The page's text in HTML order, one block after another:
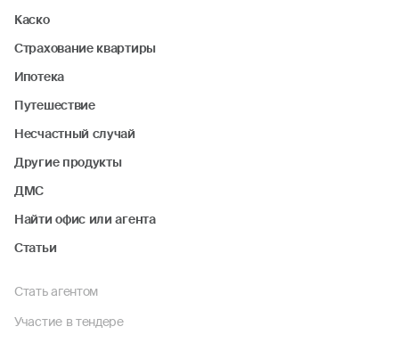
Каско
Страхование квартиры
Ипотека
Путешествие
Несчастный случай
Другие продукты
ДМС
Найти офис или агента
Статьи
Стать агентом
Участие в тендере